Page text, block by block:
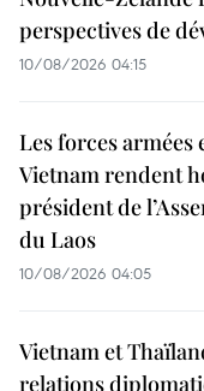
perspectives de
10/08/2026 04:15
Les forces armées
Vietnam rendent
président de
du Laos
10/08/2026 04:05
Vietnam et
relations